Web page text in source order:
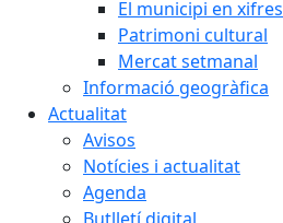
El municipi en xifres
Patrimoni cultural
Mercat setmanal
Informació geogràfica
Actualitat
Avisos
Notícies i actualitat
Agenda